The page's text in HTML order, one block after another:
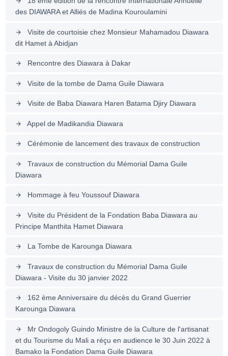
des DIAWARA et Alliés de Madina Kouroulamini
arrow_forward
Visite de courtoisie chez Monsieur Mahamadou Diawara
dit Hamet à Abidjan
arrow_forward Rencontre des Diawara à Dakar
arrow_forward Visite de la tombe de Dama Guile Diawara
arrow_forward Visite de Baba Diawara Haren Batama Djiry Diawara
arrow_forward Appel de Madikandia Diawara
arrow_forward Cérémonie de lancement des travaux de construction
arrow_forward
Travaux de construction du Mémorial Dama Guile
Diawara
arrow_forward Hommage à feu Youssouf Diawara
arrow_forward
Visite du Président de la Fondation Baba Diawara au
Principe Manthita Hamet Diawara
arrow_forward La Tombe de Karounga Diawara
arrow_forward
Travaux de construction du Mémorial Dama Guile
Diawara - Visite du 30 janvier 2022
arrow_forward
162 ème Anniversaire du décès du Grand Guerrier
Karounga Diawara
arrow_forward
Mr Ondogoly Guindo Ministre de la Culture de l'artisanat
et du Tourisme du Mali a réçu en audience le 30 Juin 2022 à
Bamako la Fondation Dama Guile Diawara